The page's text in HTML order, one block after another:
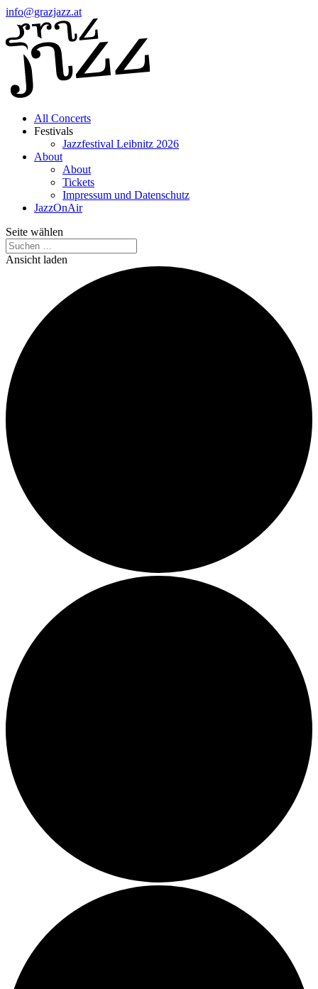
info@grazjazz.at
All Concerts
Festivals
Jazzfestival Leibnitz 2026
About
About
Tickets
Impressum und Datenschutz
JazzOnAir
Seite wählen
Ansicht laden